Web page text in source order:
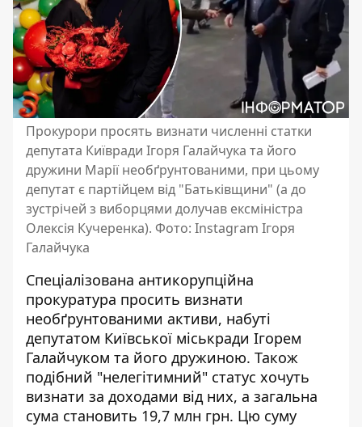
Прокурори просять визнати численні статки
депутата Київради Ігоря Галайчука та його
дружини Марії необґрунтованими, при цьому
депутат є партійцем від "Батьківщини" (а до
зустрічей з виборцями долучав ексміністра
Олексія Кучеренка). Фото: Instagram Ігоря
Галайчука
Спеціалізована антикорупційна
прокуратура просить визнати
необґрунтованими активи, набуті
депутатом Київської міськради Ігорем
Галайчуком та його дружиною. Також
подібний "нелегітимний" статус хочуть
визнати за доходами від них, а загальна
сума становить 19,7 млн грн. Цю суму